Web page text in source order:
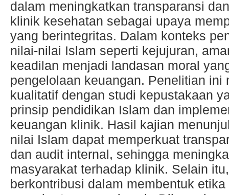
dalam meningkatkan transparansi
klinik kesehatan sebagai upaya
yang berintegritas. Dalam konteks
nilai-nilai Islam seperti kejujuran,
keadilan menjadi landasan moral
pengelolaan keuangan. Penelitian ini
kualitatif dengan studi kepustakaan
prinsip pendidikan Islam dan
keuangan klinik. Hasil kajian
nilai Islam dapat memperkuat
dan audit internal, sehingga
masyarakat terhadap klinik. Selain
berkontribusi dalam membentuk